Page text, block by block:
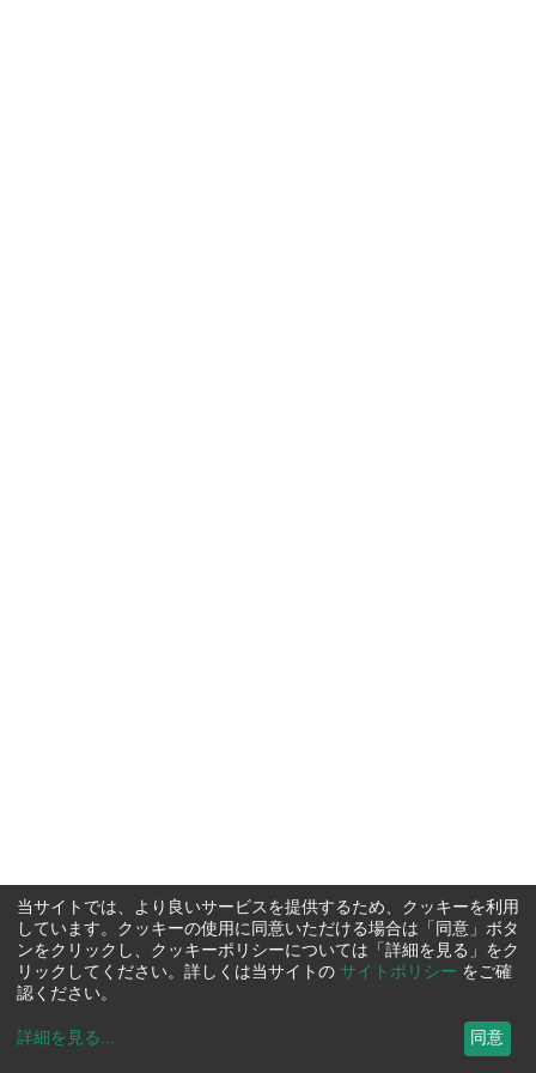
当サイトでは、より良いサービスを提供するため、クッキーを利用
しています。クッキーの使用に同意いただける場合は「同意」ボタ
ンをクリックし、クッキーポリシーについては「詳細を見る」をク
リックしてください。詳しくは当サイトの サイトポリシー をご確
認ください。
詳細を見る ... 同意